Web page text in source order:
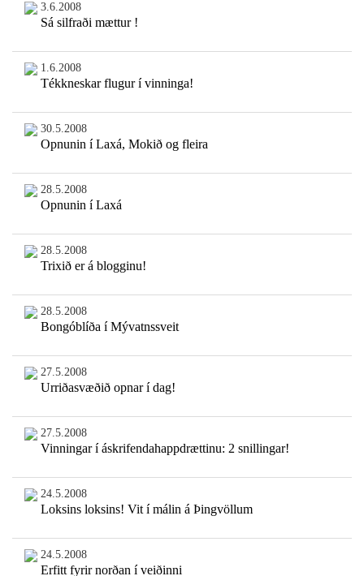
3.6.2008
Sá silfraði mættur !
1.6.2008
Tékkneskar flugur í vinninga!
30.5.2008
Opnunin í Laxá, Mokið og fleira
28.5.2008
Opnunin í Laxá
28.5.2008
Trixið er á blogginu!
28.5.2008
Bongóblíða í Mývatnssveit
27.5.2008
Urriðasvæðið opnar í dag!
27.5.2008
Vinningar í áskrifendahappdrættinu: 2 snillingar!
24.5.2008
Loksins loksins! Vit í málin á Þingvöllum
24.5.2008
Erfitt fyrir norðan í veiðinni